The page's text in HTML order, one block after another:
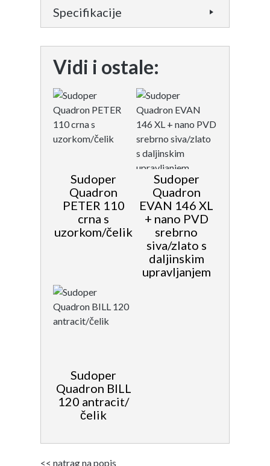
Specifikacije
Vidi i ostale:
Sudoper
Quadron
PETER 110
crna s
uzorkom/čelik
Sudoper
Quadron
EVAN 146 XL
+ nano PVD
srebrno
siva/zlato s
daljinskim
upravljanjem
Sudoper
Quadron BILL
120 antracit/
čelik
<< natrag na popis